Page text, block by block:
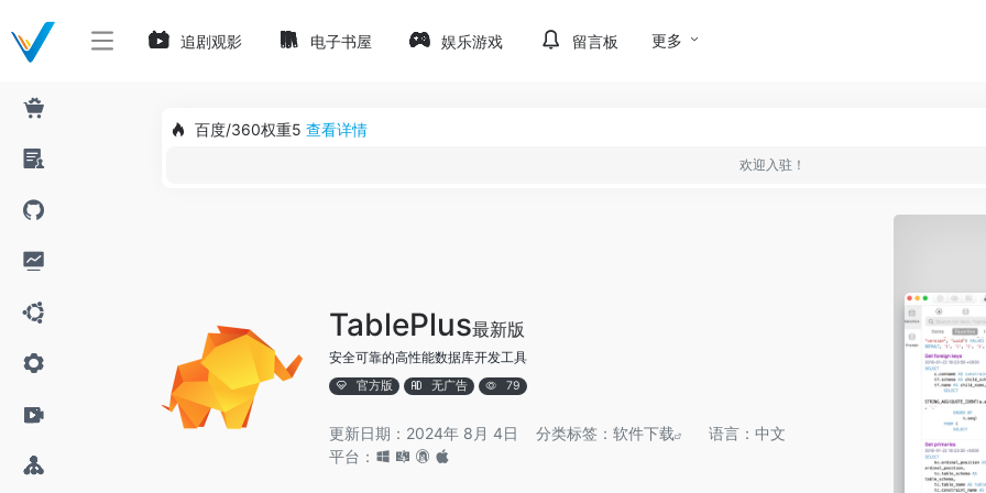
追剧观影 电子书屋 娱乐游戏 留言板 更多
百度/360权重5 查看详情
欢迎入驻！
TablePlus最新版
安全可靠的高性能数据库开发工具
官方版 无广告 79
更新日期：2024年 8月 4日 分类标签： 软件下载
语言：中文
平台：